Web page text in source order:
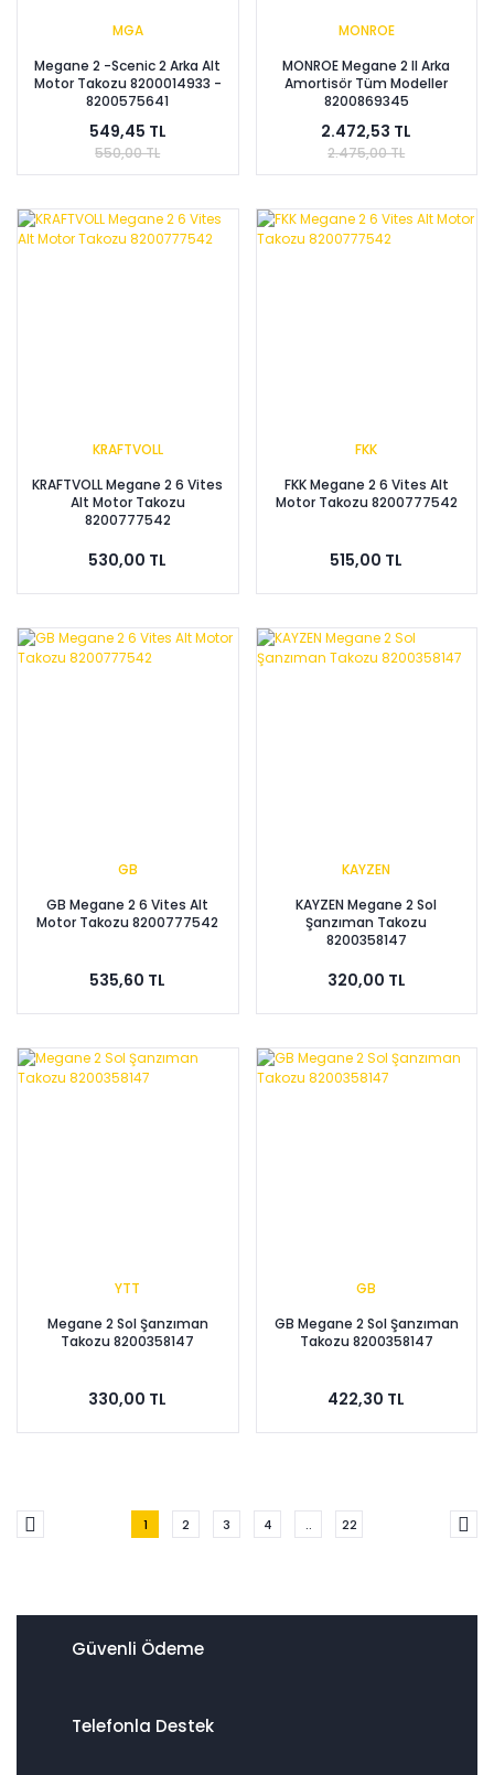
MGA
Megane 2 -Scenic 2 Arka Alt
Motor Takozu 8200014933 -
8200575641
549,45 TL
550,00 TL
MONROE
MONROE Megane 2 II Arka
Amortisör Tüm Modeller
8200869345
2.472,53 TL
2.475,00 TL
KRAFTVOLL
KRAFTVOLL Megane 2 6 Vites
Alt Motor Takozu
8200777542
530,00 TL
FKK
FKK Megane 2 6 Vites Alt
Motor Takozu 8200777542
515,00 TL
GB
GB Megane 2 6 Vites Alt
Motor Takozu 8200777542
535,60 TL
KAYZEN
KAYZEN Megane 2 Sol
Şanzıman Takozu
8200358147
320,00 TL
YTT
Megane 2 Sol Şanzıman
Takozu 8200358147
330,00 TL
GB
GB Megane 2 Sol Şanzıman
Takozu 8200358147
422,30 TL
1 2 3 4 .. 22
Güvenli Ödeme
Telefonla Destek